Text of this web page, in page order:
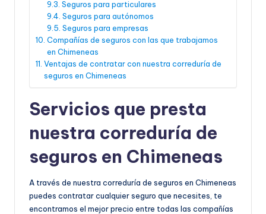
Seguros para particulares
Seguros para autónomos
Seguros para empresas
Compañías de seguros con las que trabajamos
en Chimeneas
Ventajas de contratar con nuestra correduría de
seguros en Chimeneas
Servicios que presta
nuestra correduría de
seguros en Chimeneas
A través de nuestra correduría de seguros en Chimeneas
puedes contratar cualquier seguro que necesites, te
encontramos el mejor precio entre todas las compañías